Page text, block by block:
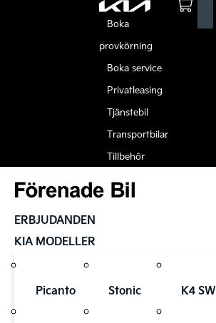
Boka
provkörning
Boka service
Privatleasing
Tjänstebil
Transportbilar
Tillbehör
ERBJUDANDEN
KIA MODELLER
Picanto Stonic K4 SW